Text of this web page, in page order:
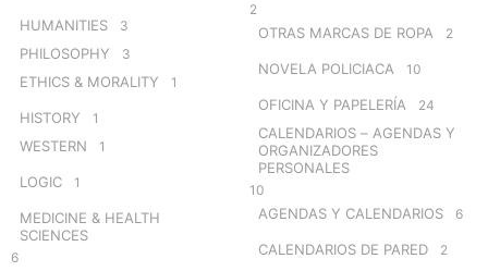
HUMANITIES 3
PHILOSOPHY 3
ETHICS & MORALITY 1
HISTORY 1
WESTERN 1
LOGIC 1
MEDICINE & HEALTH
SCIENCES
6
2
OTRAS MARCAS DE ROPA 2
NOVELA POLICIACA 10
OFICINA Y PAPELERÍA 24
CALENDARIOS – AGENDAS Y
ORGANIZADORES
PERSONALES
10
AGENDAS Y CALENDARIOS 6
CALENDARIOS DE PARED 2